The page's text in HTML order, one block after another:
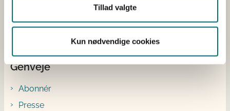
Tillad valgte
Kun nødvendige cookies
Genveje
Abonnér
Presse